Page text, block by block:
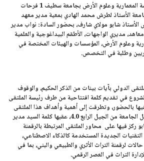
المنظم من طرف معهد الهندسة المعمارية وعلوم الأرض بجامعة سطيف 1 فرحات
الأستاذ لطرش محمد الهادي بمعية مدير معهد
الأستاذ شابو مولاي شارف، بحضور السادة: نواب مدير
مديري الواجهات، الأطقم البيداغوجية والعلمية
وعلوم الأرض، المؤسسات والهيئات المختصة في
وطلبة في التخصص.
الدولي بآيات بينات من الذكر الحكيم، والوقوف
في تقديم كلمة افتتاحية من طرف رئيسة الملتقى
بالحضور، وتطرقت إلى أهمية وأهداف هذا الملتقى
الدولي، التي تندرج ضمن تفعيل الجامعة من الجيل الرابع 4.0، عقبها كلمة السيد مدير
ركز فيها على محاور الملتقى المرتبطة بالرقمنة
الجديدة المستخدمة كالذكاء الاصطناعي،
لرقمنة التراث الأثري والطبيعي والبني، بما في
التراث في العصر الرقمي.